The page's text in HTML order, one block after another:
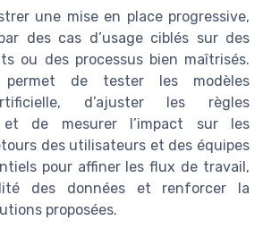
une mise en place progressive,
des cas d’usage ciblés sur des
ou des processus bien maîtrisés.
permet de tester les modèles
d’ajuster les règles
et de mesurer l’impact sur les
des utilisateurs et des équipes
pour affiner les flux de travail,
des données et renforcer la
proposées.